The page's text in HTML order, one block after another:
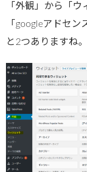
「外観」から「ウ
「googleアドセン
と2つありますね。